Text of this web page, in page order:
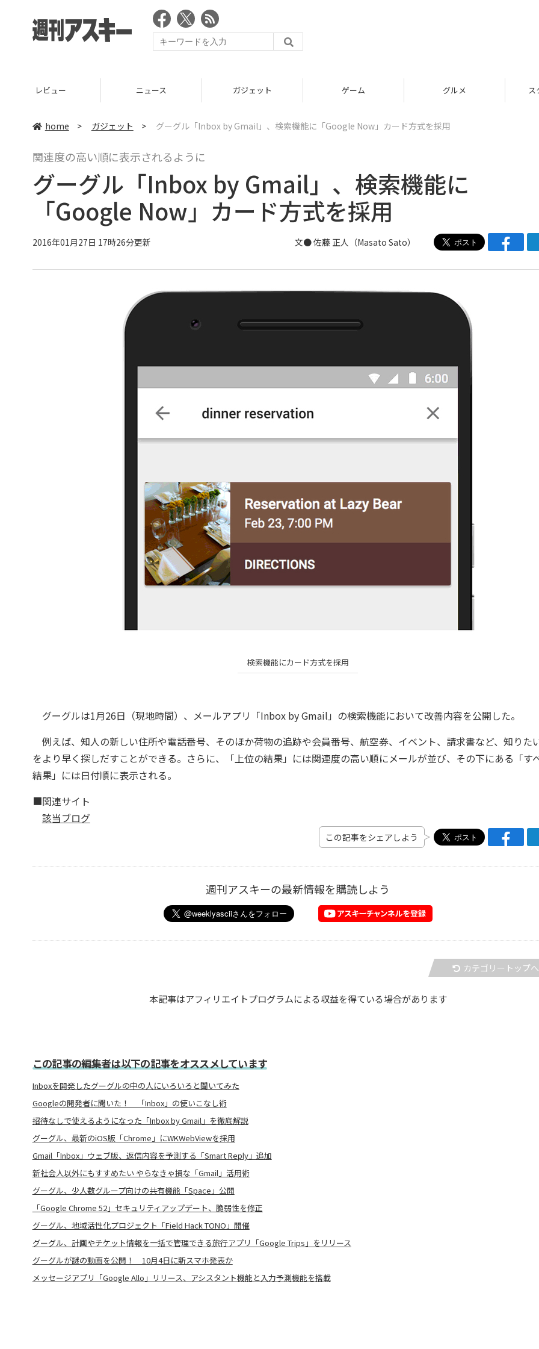
ニュース ガジェット ゲーム グルメ スタートアップ
home > ガジェット > グーグル「Inbox by Gmail」、検索機能に「Google Now」カード方式を採用
関連度の高い順に表示されるように
グーグル「Inbox by Gmail」、検索機能に
「Google Now」カード方式を採用
2016年01月27日 17時26分更新 文●佐藤 正人（Masato Sato）
検索機能にカード方式を採用
グーグルは1月26日（現地時間）、メールアプリ「Inbox by Gmail」の検索機能において改善内容を公開した。
例えば、知人の新しい住所や電話番号、そのほか荷物の追跡や会員番号、航空券、イベント、請求書など、知りた
をより早く探しだすことができる。さらに、「上位の結果」には関連度の高い順にメールが並び、その下にある「す
結果」には日付順に表示される。
■関連サイト
該当ブログ
この記事をシェアしよう
週刊アスキーの最新情報を購読しよう
カテゴリートップへ
本記事はアフィリエイトプログラムによる収益を得ている場合があります
この記事の編集者は以下の記事をオススメしています
Inboxを開発したグーグルの中の人にいろいろと聞いてみた
Googleの開発者に聞いた！ 「Inbox」の使いこなし術
招待なしで使えるようになった「Inbox by Gmail」を徹底解説
グーグル、最新のiOS版「Chrome」にWKWebViewを採用
Gmail「Inbox」ウェブ版、返信内容を予測する「Smart Reply」追加
新社会人以外にもすすめたい やらなきゃ損な「Gmail」活用術
グーグル、少人数グループ向けの共有機能「Space」公開
「Google Chrome 52」セキュリティアップデート、脆弱性を修正
グーグル、地域活性化プロジェクト「Field Hack TONO」開催
グーグル、計画やチケット情報を一括で管理できる旅行アプリ「Google Trips」をリリース
グーグルが謎の動画を公開！ 10月4日に新スマホ発表か
メッセージアプリ「Google Allo」リリース、アシスタント機能と入力予測機能を搭載